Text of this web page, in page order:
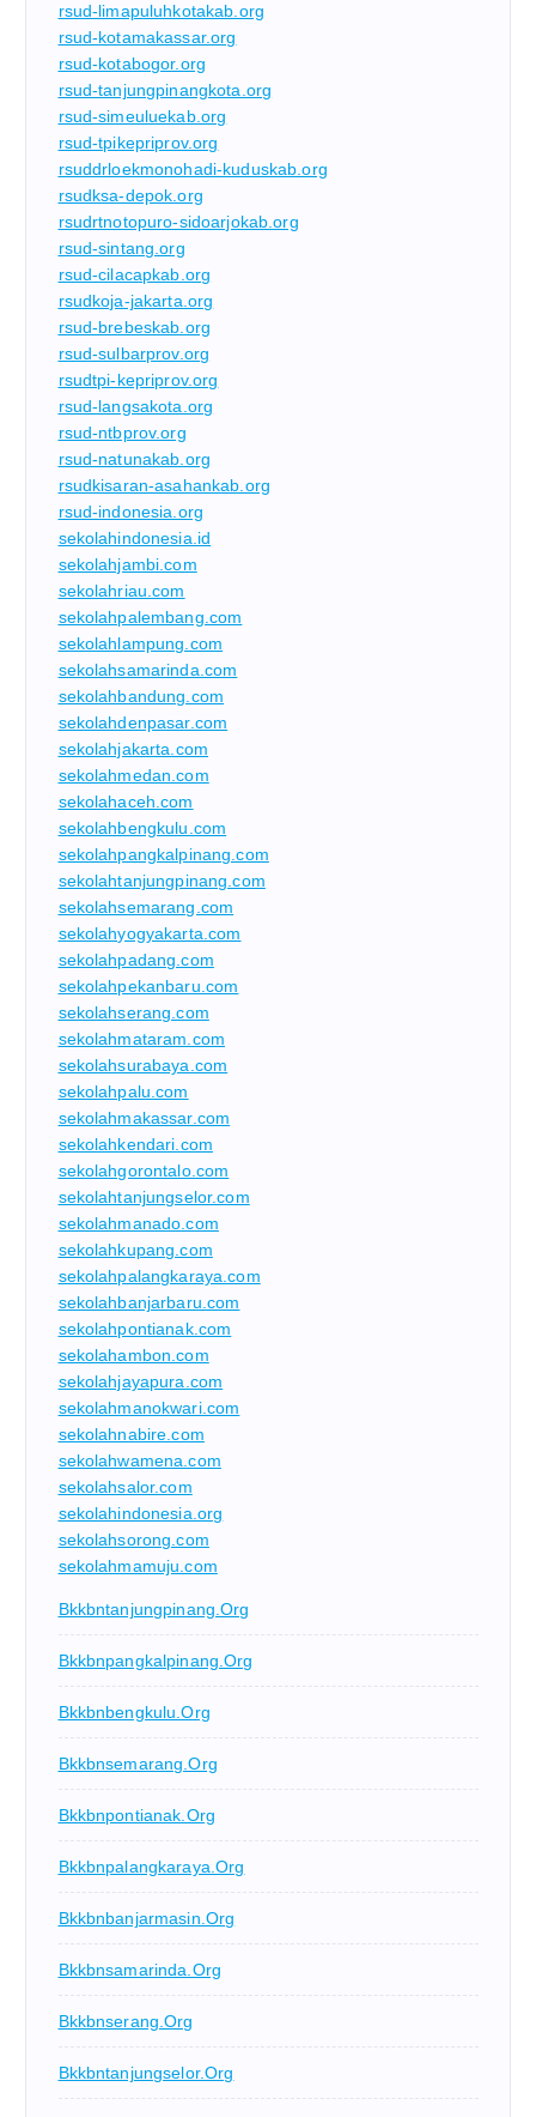
rsud-limapuluhkotakab.org
rsud-kotamakassar.org
rsud-kotabogor.org
rsud-tanjungpinangkota.org
rsud-simeuluekab.org
rsud-tpikepriprov.org
rsuddrloekmonohadi-kuduskab.org
rsudksa-depok.org
rsudrtnotopuro-sidoarjokab.org
rsud-sintang.org
rsud-cilacapkab.org
rsudkoja-jakarta.org
rsud-brebeskab.org
rsud-sulbarprov.org
rsudtpi-kepriprov.org
rsud-langsakota.org
rsud-ntbprov.org
rsud-natunakab.org
rsudkisaran-asahankab.org
rsud-indonesia.org
sekolahindonesia.id
sekolahjambi.com
sekolahriau.com
sekolahpalembang.com
sekolahlampung.com
sekolahsamarinda.com
sekolahbandung.com
sekolahdenpasar.com
sekolahjakarta.com
sekolahmedan.com
sekolahaceh.com
sekolahbengkulu.com
sekolahpangkalpinang.com
sekolahtanjungpinang.com
sekolahsemarang.com
sekolahyogyakarta.com
sekolahpadang.com
sekolahpekanbaru.com
sekolahserang.com
sekolahmataram.com
sekolahsurabaya.com
sekolahpalu.com
sekolahmakassar.com
sekolahkendari.com
sekolahgorontalo.com
sekolahtanjungselor.com
sekolahmanado.com
sekolahkupang.com
sekolahpalangkaraya.com
sekolahbanjarbaru.com
sekolahpontianak.com
sekolahambon.com
sekolahjayapura.com
sekolahmanokwari.com
sekolahnabire.com
sekolahwamena.com
sekolahsalor.com
sekolahindonesia.org
sekolahsorong.com
sekolahmamuju.com
Bkkbntanjungpinang.org
Bkkbnpangkalpinang.org
Bkkbnbengkulu.org
Bkkbnsemarang.org
Bkkbnpontianak.org
Bkkbnpalangkaraya.org
Bkkbnbanjarmasin.org
Bkkbnsamarinda.org
Bkkbnserang.org
Bkkbntanjungselor.org